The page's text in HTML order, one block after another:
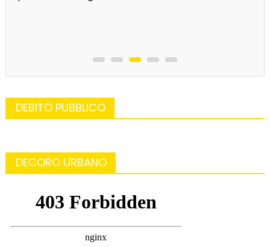
DEBITO PUBBLICO
DECORO URBANO